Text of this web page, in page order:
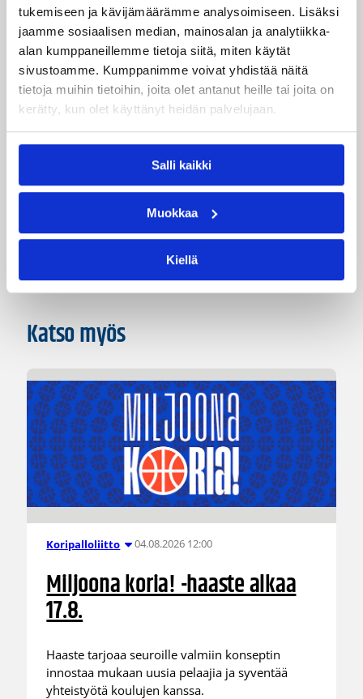
tukemiseen ja kävijämäärämme analysoimiseen. Lisäksi
jaamme sosiaalisen median, mainosalan ja analytiikka-
alan kumppaneillemme tietoja siitä, miten käytät
sivustoamme. Kumppanimme voivat yhdistää näitä
tietoja muihin tietoihin, joita olet antanut heille tai joita on
kerätty, kun olet käyttänyt heidän palvelujaan.
Salli kaikki
Muokkaa
Kiellä
Päivitetty05.03.2012
Kategoriat
Eteläinen alue
Itäinen alue
Keskinen alue
Läntinen alue
Pohjoinen alue
Valmentajat
Katso myös
Koripalloliitto 04.08.2026 12:00
Miljoona koria! -haaste alkaa
17.8.
Haaste tarjoaa seuroille valmiin konseptin
innostaa mukaan uusia pelaajia ja syventää
yhteistyötä koulujen kanssa.